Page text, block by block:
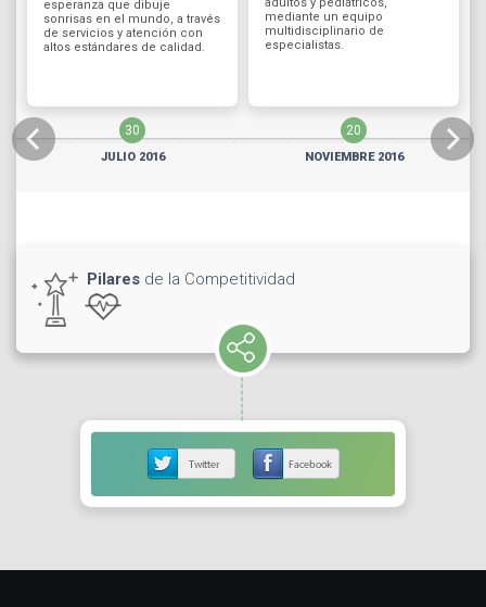
esperanza que dibuje
sonrisas en el mundo, a través
de servicios y atención con
altos estándares de calidad.
30
JULIO 2016
mediante un equipo
multidisciplinario de
especialistas.
20
NOVIEMBRE 2016
Pilares de la Competitividad